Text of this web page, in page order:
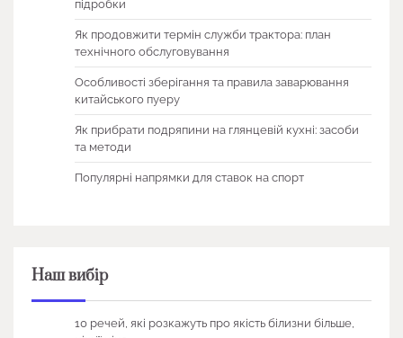
підробки
Як продовжити термін служби трактора: план
технічного обслуговування
Особливості зберігання та правила заварювання
китайського пуеру
Як прибрати подряпини на глянцевій кухні: засоби
та методи
Популярні напрямки для ставок на спорт
Наш вибір
10 речей, які розкажуть про якість білизни більше,